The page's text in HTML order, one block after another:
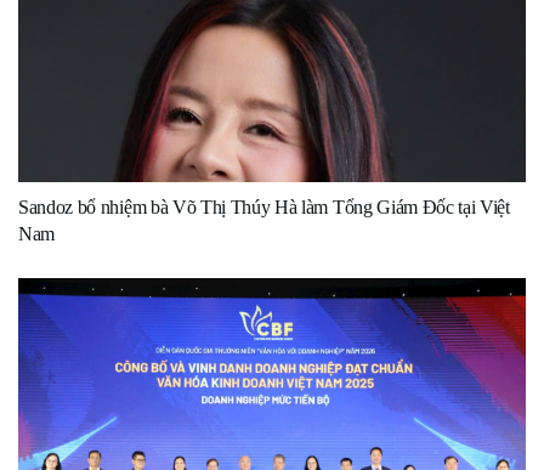
Sandoz bổ nhiệm bà Võ Thị Thúy Hà làm Tổng Giám Đốc tại Việt
Nam